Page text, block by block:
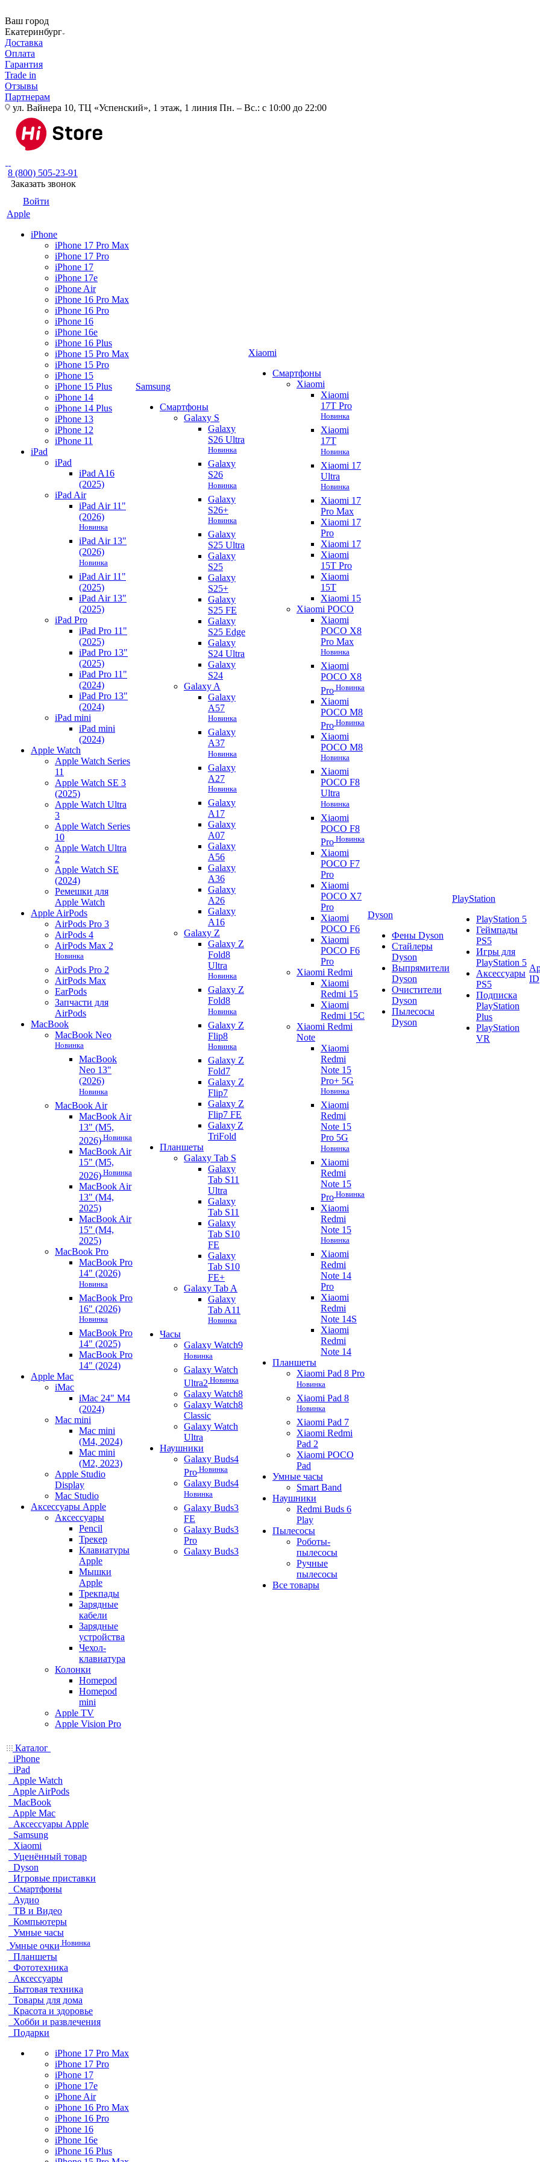
Ваш город
Екатеринбург
Доставка
Оплата
Гарантия
Trade in
Отзывы
Партнерам
ул. Вайнера 10, ТЦ «Успенский», 1 этаж, 1 линия Пн. – Вс.: с 10:00 до 22:00
8 (800) 505-23-91
Заказать звонок
Войти
Apple
iPhone
iPhone 17 Pro Max
iPhone 17 Pro
iPhone 17
iPhone 17e
iPhone Air
iPhone 16 Pro Max
iPhone 16 Pro
iPhone 16
iPhone 16e
iPhone 16 Plus
iPhone 15 Pro Max
iPhone 15 Pro
iPhone 15
iPhone 15 Plus
iPhone 14
iPhone 14 Plus
iPhone 13
iPhone 12
iPhone 11
iPad
iPad
iPad A16
(2025)
iPad Air
iPad Air 11"
(2026)
Новинка
iPad Air 13"
(2026)
Новинка
iPad Air 11"
(2025)
iPad Air 13"
(2025)
iPad Pro
iPad Pro 11"
(2025)
iPad Pro 13"
(2025)
iPad Pro 11"
(2024)
iPad Pro 13"
(2024)
iPad mini
iPad mini
(2024)
Apple Watch
Apple Watch Series
11
Apple Watch SE 3
(2025)
Apple Watch Ultra
3
Apple Watch Series
10
Apple Watch Ultra
2
Apple Watch SE
(2024)
Ремешки для
Apple Watch
Apple AirPods
AirPods Pro 3
AirPods 4
AirPods Max 2
Новинка
AirPods Pro 2
AirPods Max
EarPods
Запчасти для
AirPods
MacBook
MacBook Neo
Новинка
MacBook
Neo 13"
(2026)
Новинка
MacBook Air
MacBook Air
13" (M5,
2026) Новинка
MacBook Air
15" (M5,
2026) Новинка
MacBook Air
13" (M4,
2025)
MacBook Air
15" (M4,
2025)
MacBook Pro
MacBook Pro
14" (2026)
Новинка
MacBook Pro
16" (2026)
Новинка
MacBook Pro
14" (2025)
MacBook Pro
14" (2024)
Apple Mac
iMac
iMac 24" M4
(2024)
Mac mini
Mac mini
(M4, 2024)
Mac mini
(M2, 2023)
Apple Studio
Display
Mac Studio
Аксессуары Apple
Аксессуары
Pencil
Трекер
Клавиатуры
Apple
Мышки
Apple
Трекпады
Зарядные
кабели
Зарядные
устройства
Чехол-
клавиатура
Колонки
Homepod
Homepod
mini
Apple TV
Apple Vision Pro
Samsung
Смартфоны
Galaxy S
Galaxy
S26 Ultra
Новинка
Galaxy
S26
Новинка
Galaxy
S26+
Новинка
Galaxy
S25 Ultra
Galaxy
S25
Galaxy
S25+
Galaxy
S25 FE
Galaxy
S25 Edge
Galaxy
S24 Ultra
Galaxy
S24
Galaxy A
Galaxy
A57
Новинка
Galaxy
A37
Новинка
Galaxy
A27
Новинка
Galaxy
A17
Galaxy
A07
Galaxy
A56
Galaxy
A36
Galaxy
A26
Galaxy
A16
Galaxy Z
Galaxy Z
Fold8
Ultra
Новинка
Galaxy Z
Fold8
Новинка
Galaxy Z
Flip8
Новинка
Galaxy Z
Fold7
Galaxy Z
Flip7
Galaxy Z
Flip7 FE
Galaxy Z
TriFold
Планшеты
Galaxy Tab S
Galaxy
Tab S11
Ultra
Galaxy
Tab S11
Galaxy
Tab S10
FE
Galaxy
Tab S10
FE+
Galaxy Tab A
Galaxy
Tab A11
Новинка
Часы
Galaxy Watch9
Новинка
Galaxy Watch
Ultra2 Новинка
Galaxy Watch8
Galaxy Watch8
Classic
Galaxy Watch
Ultra
Наушники
Galaxy Buds4
Pro Новинка
Galaxy Buds4
Новинка
Galaxy Buds3
FE
Galaxy Buds3
Pro
Galaxy Buds3
Xiaomi
Смартфоны
Xiaomi
Xiaomi
17T Pro
Новинка
Xiaomi
17T
Новинка
Xiaomi 17
Ultra
Новинка
Xiaomi 17
Pro Max
Xiaomi 17
Pro
Xiaomi 17
Xiaomi
15T Pro
Xiaomi
15T
Xiaomi 15
Xiaomi POCO
Xiaomi
POCO X8
Pro Max
Новинка
Xiaomi
POCO X8
Pro Новинка
Xiaomi
POCO M8
Pro Новинка
Xiaomi
POCO M8
Новинка
Xiaomi
POCO F8
Ultra
Новинка
Xiaomi
POCO F8
Pro Новинка
Xiaomi
POCO F7
Pro
Xiaomi
POCO X7
Pro
Xiaomi
POCO F6
Xiaomi
POCO F6
Pro
Xiaomi Redmi
Xiaomi
Redmi 15
Xiaomi
Redmi 15C
Xiaomi Redmi
Note
Xiaomi
Redmi
Note 15
Pro+ 5G
Новинка
Xiaomi
Redmi
Note 15
Pro 5G
Новинка
Xiaomi
Redmi
Note 15
Pro Новинка
Xiaomi
Redmi
Note 15
Новинка
Xiaomi
Redmi
Note 14
Pro
Xiaomi
Redmi
Note 14S
Xiaomi
Redmi
Note 14
Планшеты
Xiaomi Pad 8 Pro
Новинка
Xiaomi Pad 8
Новинка
Xiaomi Pad 7
Xiaomi Redmi
Pad 2
Xiaomi POCO
Pad
Умные часы
Smart Band
Наушники
Redmi Buds 6
Play
Пылесосы
Роботы-
пылесосы
Ручные
пылесосы
Все товары
Dyson
Фены Dyson
Стайлеры
Dyson
Выпрямители
Dyson
Очистители
Dyson
Пылесосы
Dyson
PlayStation
PlayStation 5
Геймпады
PS5
Игры для
PlayStation 5
Аксессуары
PS5
Подписка
PlayStation
Plus
PlayStation
VR
ID
Каталог
iPhone
iPad
Apple Watch
Apple AirPods
MacBook
Apple Mac
Аксессуары Apple
Samsung
Xiaomi
Уценённый товар
Dyson
Игровые приставки
Смартфоны
Аудио
ТВ и Видео
Компьютеры
Умные часы
Умные очки Новинка
Планшеты
Фототехника
Аксессуары
Бытовая техника
Товары для дома
Красота и здоровье
Хобби и развлечения
Подарки
iPhone 17 Pro Max
iPhone 17 Pro
iPhone 17
iPhone 17e
iPhone Air
iPhone 16 Pro Max
iPhone 16 Pro
iPhone 16
iPhone 16e
iPhone 16 Plus